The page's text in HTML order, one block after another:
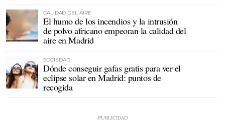
CALIDAD DEL AIRE
El humo de los incendios y la intrusión
de polvo africano empeoran la calidad del
aire en Madrid
SOCIEDAD
Dónde conseguir gafas gratis para ver el
eclipse solar en Madrid: puntos de
recogida